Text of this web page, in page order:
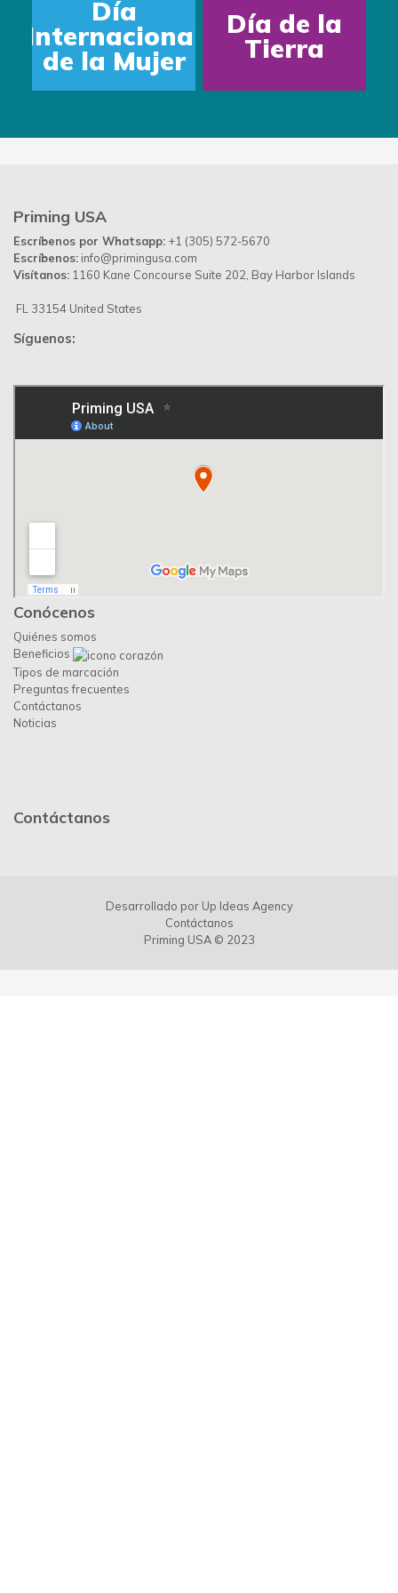
Día
Internacional
de la Mujer
Día de la
Tierra
Priming USA
Escríbenos por Whatsapp: +1 (305) 572-5670
Escríbenos: info@primingusa.com
Visítanos: 1160 Kane Concourse Suite 202, Bay Harbor Islands
FL 33154 United States
Síguenos:
Conócenos
Quiénes somos
Beneficios
Tipos de marcación
Preguntas frecuentes
Contáctanos
Noticias
Contáctanos
Desarrollado por Up Ideas Agency
Contáctanos
Priming USA © 2023